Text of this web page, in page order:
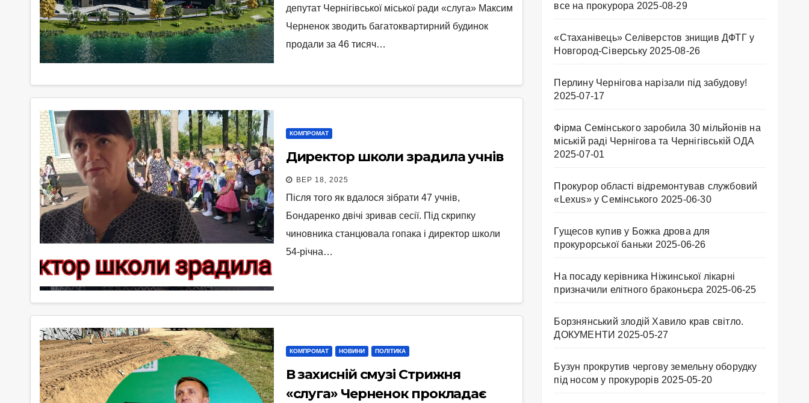
депутат Чернігівської міської ради «слуга» Максим
Черненок зводить багатоквартирний будинок
продали за 46 тисяч…
КОМПРОМАТ
Директор школи зрадила учнів
ВЕР 18, 2025
Після того як вдалося зібрати 47 учнів,
Бондаренко двічі зривав сесії. Під скрипку
чиновника станцювала гопака і директор школи
54-річна…
КОМПРОМАТ НОВИНИ ПОЛІТИКА
В захисній смузі Стрижня
«слуга» Черненок прокладає
все на прокурора 2025-08-29
«Стаханівець» Селіверстов знищив ДФТГ у
Новгород-Сіверську 2025-08-26
Перлину Чернігова нарізали під забудову!
2025-07-17
Фірма Семінського заробила 30 мільйонів на
міській раді Чернігова та Чернігівській ОДА
2025-07-01
Прокурор області відремонтував службовий
«Lexus» у Семінського 2025-06-30
Гущесов купив у Божка дрова для
прокурорської баньки 2025-06-26
На посаду керівника Ніжинської лікарні
призначили елітного браконьєра 2025-06-25
Борзнянський злодій Хавило крав світло.
ДОКУМЕНТИ 2025-05-27
Бузун прокрутив чергову земельну оборудку
під носом у прокурорів 2025-05-20